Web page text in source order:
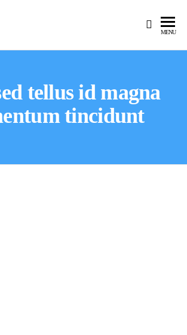
MENU
tellus id magna
tincidunt